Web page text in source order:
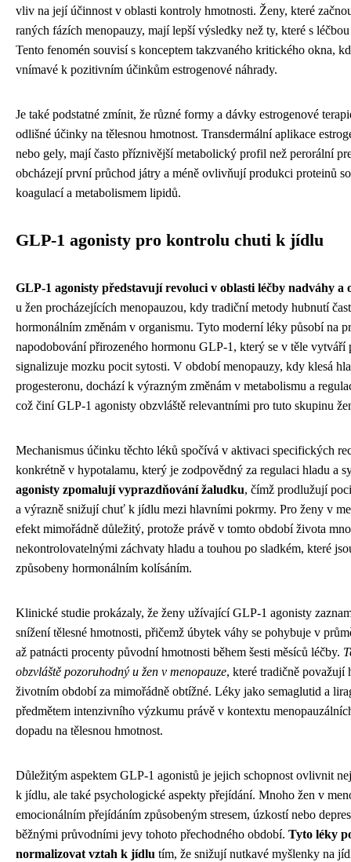
vliv na její účinnost v oblasti kontroly hmotnosti. Ženy, které
raných fázích menopauzy, mají lepší výsledky než ty, které s
Tento fenomén souvisí s konceptem takzvaného kritického okna,
vnímavé k pozitivním účinkům estrogenové náhrady.
Je také podstatné zmínit, že různé formy a dávky estrogenové
odlišné účinky na tělesnou hmotnost. Transdermální aplikace
nebo gely, mají často příznivější metabolický profil než perorální
obcházejí první průchod játry a méně ovlivňují produkci proteinů
koagulací a metabolismem lipidů.
GLP-1 agonisty pro kontrolu chuti k jídlu
GLP-1 agonisty představují revoluci v oblasti léčby nadváhy a
u žen procházejících menopauzou, kdy tradiční metody hubnutí
hormonálním změnám v organismu. Tyto moderní léky působí na
napodobování přirozeného hormonu GLP-1, který se v těle vytváří
signalizuje mozku pocit sytosti. V období menopauzy, kdy klesá
progesteronu, dochází k výrazným změnám v metabolismu a
což činí GLP-1 agonisty obzvláště relevantními pro tuto skupinu
Mechanismus účinku těchto léků spočívá v aktivaci specifických
konkrétně v hypotalamu, který je zodpovědný za regulaci hladu a
agonisty zpomalují vyprazdňování žaludku, čímž prodlužují
a výrazně snižují chuť k jídlu mezi hlavními pokrmy. Pro ženy v
efekt mimořádně důležitý, protože právě v tomto období života
nekontrolovatelnými záchvaty hladu a touhou po sladkém, které
způsobeny hormonálním kolísáním.
Klinické studie prokázaly, že ženy užívající GLP-1 agonisty
snížení tělesné hmotnosti, přičemž úbytek váhy se pohybuje v
až patnácti procenty původní hmotnosti během šesti měsíců léčby.
obzvláště pozoruhodný u žen v menopauze, které tradičně považují
životním období za mimořádně obtížné. Léky jako semaglutid a
předmětem intenzivního výzkumu právě v kontextu
dopadu na tělesnou hmotnost.
Důležitým aspektem GLP-1 agonistů je jejich schopnost ovlivnit
k jídlu, ale také psychologické aspekty přejídání. Mnoho žen v
emocionálním přejídáním způsobeným stresem, úzkostí nebo
běžnými průvodními jevy tohoto přechodného období. Tyto léky
normalizovat vztah k jídlu tím, že snižují nutkavé myšlenky na